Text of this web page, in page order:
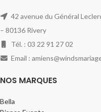
42 avenue du Général
– 80136 Rivery
Tél. : 03 22 91 27 02
Email :
NOS MARQUES
Bella